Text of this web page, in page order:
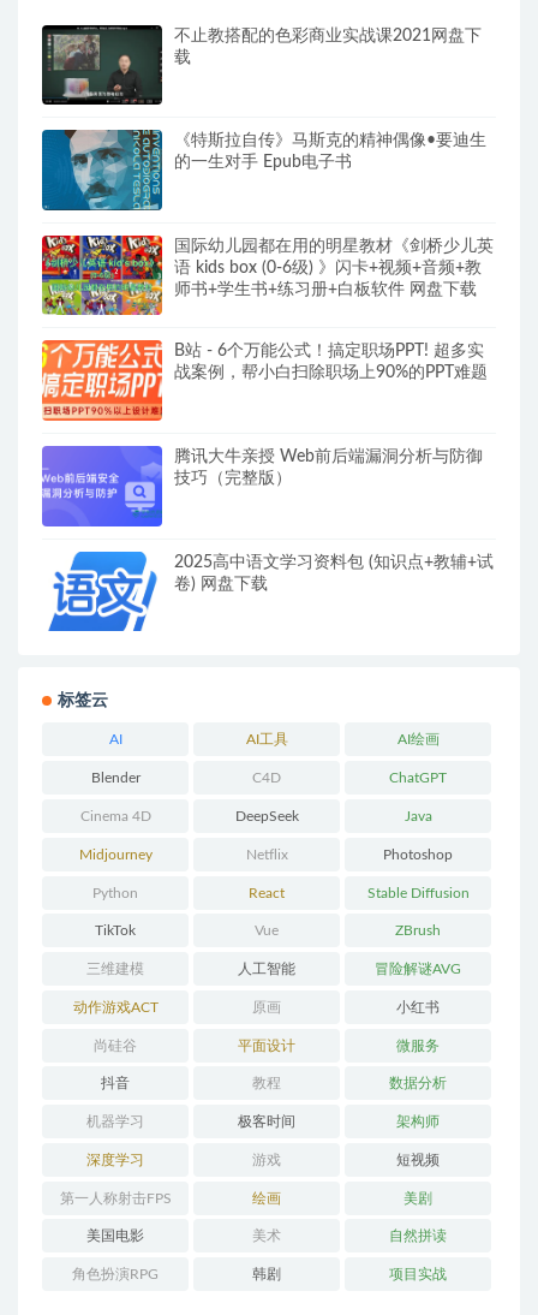
不止教搭配的色彩商业实战课2021网盘下
载
《特斯拉自传》马斯克的精神偶像•要迪生
的一生对手 Epub电子书
国际幼儿园都在用的明星教材《剑桥少儿英
语 kids box (0-6级) 》闪卡+视频+音频+教
师书+学生书+练习册+白板软件 网盘下载
B站 - 6个万能公式！搞定职场PPT! 超多实
战案例，帮小白扫除职场上90%的PPT难题
腾讯大牛亲授 Web前后端漏洞分析与防御
技巧（完整版）
2025高中语文学习资料包 (知识点+教辅+试
卷) 网盘下载
标签云
AI AI工具 AI绘画
Blender C4D ChatGPT
Cinema 4D DeepSeek Java
Midjourney Netflix Photoshop
Python React Stable Diffusion
TikTok Vue ZBrush
三维建模 人工智能 冒险解谜AVG
动作游戏ACT 原画 小红书
尚硅谷 平面设计 微服务
抖音 教程 数据分析
机器学习 极客时间 架构师
深度学习 游戏 短视频
第一人称射击FPS 绘画 美剧
美国电影 美术 自然拼读
角色扮演RPG 韩剧 项目实战